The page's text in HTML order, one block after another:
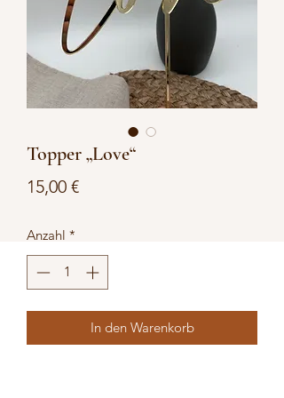
Topper „Love“
15,00 €Preis
Anzahl *
In den Warenkorb